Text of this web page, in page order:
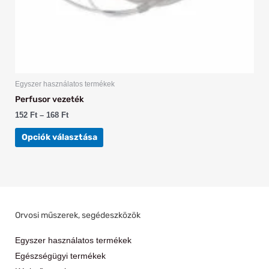
Egyszer használatos termékek
Perfusor vezeték
152 Ft – 168 Ft
Opciók választása
Orvosi műszerek, segédeszközök
Egyszer használatos termékek
Egészségügyi termékek